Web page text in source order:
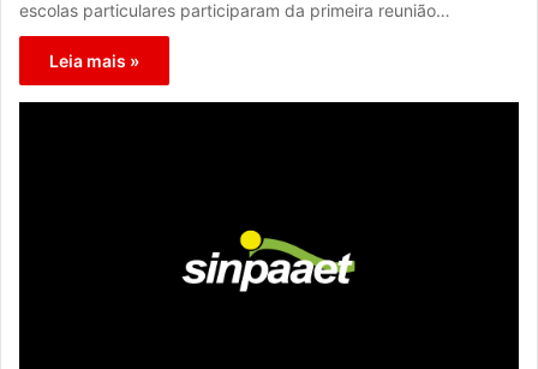
escolas particulares participaram da primeira reunião…
Leia mais »